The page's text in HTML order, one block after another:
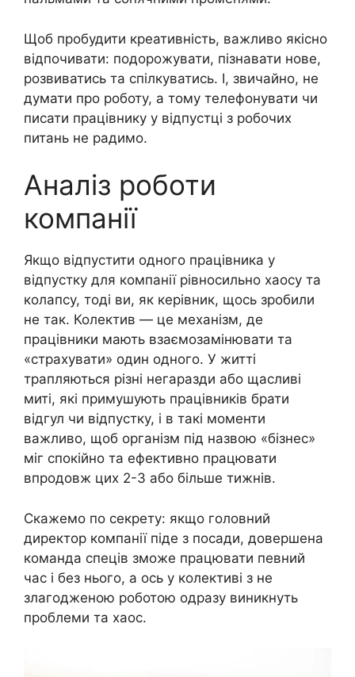
Щоб пробудити креативність, важливо якісно
відпочивати: подорожувати, пізнавати нове,
розвиватись та спілкуватись. І, звичайно, не
думати про роботу, а тому телефонувати чи
писати працівнику у відпустці з робочих
питань не радимо.
Аналіз роботи
компанії
Якщо відпустити одного працівника у
відпустку для компанії рівносильно хаосу та
колапсу, тоді ви, як керівник, щось зробили
не так. Колектив — це механізм, де
працівники мають взаємозамінювати та
«страхувати» один одного. У житті
трапляються різні негаразди або щасливі
миті, які примушують працівників брати
відгул чи відпустку, і в такі моменти
важливо, щоб організм під назвою «бізнес»
міг спокійно та ефективно працювати
впродовж цих 2-3 або більше тижнів.
Скажемо по секрету: якщо головний
директор компанії піде з посади, довершена
команда спеців зможе працювати певний
час і без нього, а ось у колективі з не
злагодженою роботою одразу виникнуть
проблеми та хаос.